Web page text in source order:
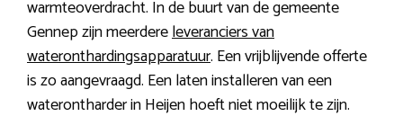
warmteoverdracht. In de buurt van de gemeente
Gennep zijn meerdereleveranciers van
wateronthardingsapparatuur. Een vrijblijvende offerte
is zo aangevraagd. Een laten installeren van een
waterontharder in Heijen hoeft niet moeilijk te zijn.